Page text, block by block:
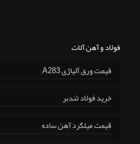
فولاد و آهن آلات
قیمت ورق آلیاژی A283
خرید فولاد تندبر
قیمت میلگرد آهن ساده